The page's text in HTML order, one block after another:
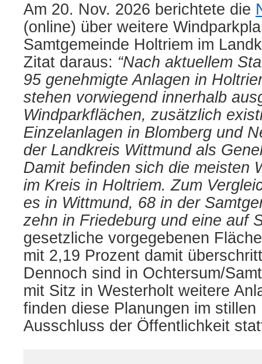
Am 20. Nov. 2026 berichtete die
(online) über weitere
Samtgemeinde Holtriem im
Zitat daraus: “Nach aktuellem
95 genehmigte Anlagen in
stehen vorwiegend innerhalb
Windparkflächen, zusätzlich
Einzelanlagen in Blomberg und
der Landkreis Wittmund als
Damit befinden sich die meisten
im Kreis in Holtriem. Zum
es in Wittmund, 68 in der
zehn in Friedeburg und eine auf
gesetzliche vorgegebenen
mit 2,19 Prozent damit
Dennoch sind in Ochtersum/
mit Sitz in Westerholt weitere
finden diese Planungen im stillen
Ausschluss der Öffentlichkeit